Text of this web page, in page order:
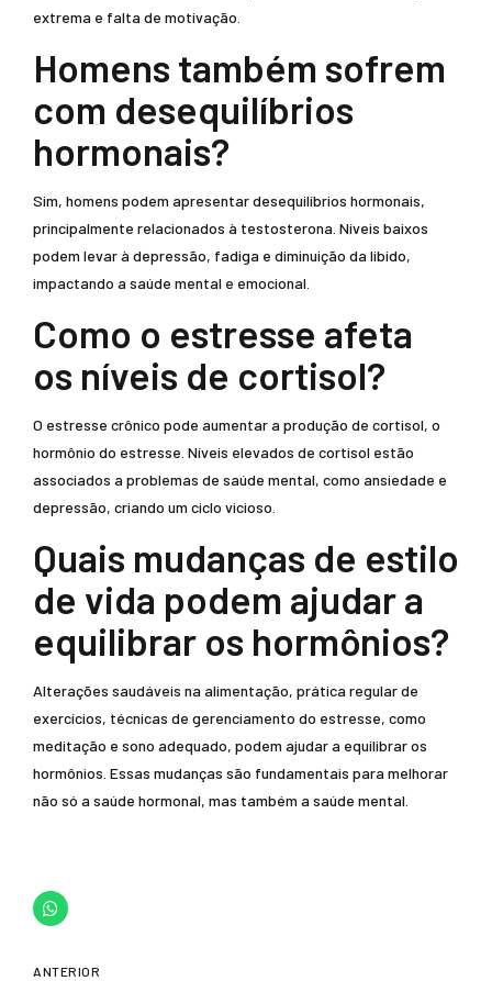
extrema e falta de motivação.
Homens também sofrem
com desequilíbrios
hormonais?
Sim, homens podem apresentar desequilíbrios hormonais,
principalmente relacionados à testosterona. Níveis baixos
podem levar à depressão, fadiga e diminuição da libido,
impactando a saúde mental e emocional.
Como o estresse afeta
os níveis de cortisol?
O estresse crônico pode aumentar a produção de cortisol, o
hormônio do estresse. Níveis elevados de cortisol estão
associados a problemas de saúde mental, como ansiedade e
depressão, criando um ciclo vicioso.
Quais mudanças de estilo
de vida podem ajudar a
equilibrar os hormônios?
Alterações saudáveis na alimentação, prática regular de
exercícios, técnicas de gerenciamento do estresse, como
meditação e sono adequado, podem ajudar a equilibrar os
hormônios. Essas mudanças são fundamentais para melhorar
não só a saúde hormonal, mas também a saúde mental.
ANTERIOR